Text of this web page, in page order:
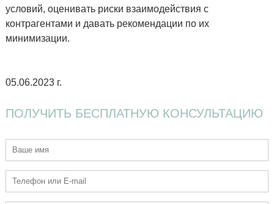
условий, оценивать риски взаимодействия с
контрагентами и давать рекомендации по их
минимизации.
05.06.2023 г.
ПОЛУЧИТЬ БЕСПЛАТНУЮ КОНСУЛЬТАЦИЮ